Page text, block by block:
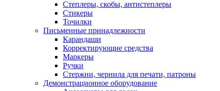
Степлеры, скобы, антистеплеры
Стикеры
Точилки
Письменные принадлежности
Карандаши
Корректирующие средства
Маркеры
Ручки
Стержни, чернила для печати, патроны
Демонстрационное оборудование